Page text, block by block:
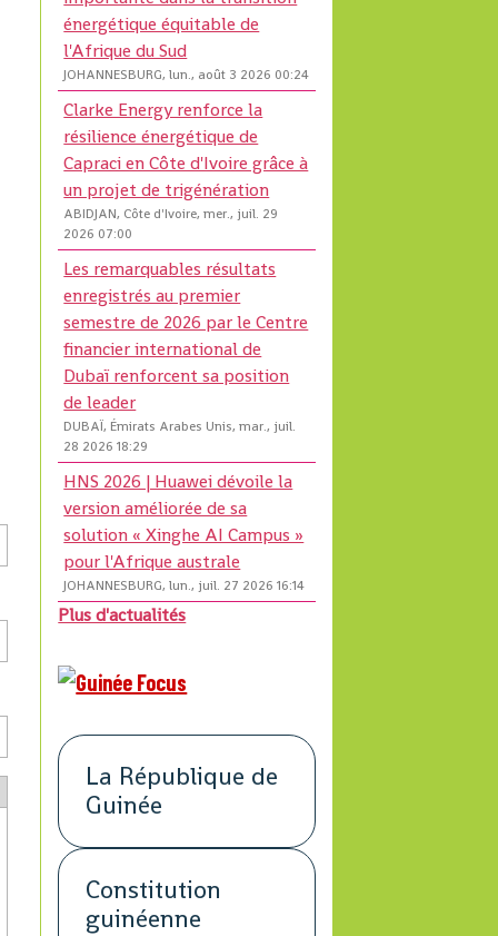
énergétique équitable de
l'Afrique du Sud
JOHANNESBURG, lun., août 3 2026 00:24
Clarke Energy renforce la
résilience énergétique de
Capraci en Côte d'Ivoire grâce à
un projet de trigénération
ABIDJAN, Côte d'Ivoire, mer., juil. 29
2026 07:00
Les remarquables résultats
enregistrés au premier
semestre de 2026 par le Centre
financier international de
Dubaï renforcent sa position
de leader
DUBAÏ, Émirats Arabes Unis, mar., juil.
28 2026 18:29
HNS 2026 | Huawei dévoile la
version améliorée de sa
solution « Xinghe AI Campus »
pour l'Afrique australe
JOHANNESBURG, lun., juil. 27 2026 16:14
Plus d'actualités
La République de
Guinée
Constitution
guinéenne